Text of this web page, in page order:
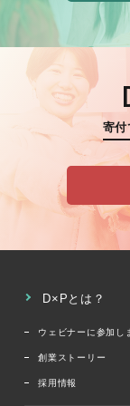
寄付
D×Pとは？
ウェビナーに参加し
創業ストーリー
採用情報